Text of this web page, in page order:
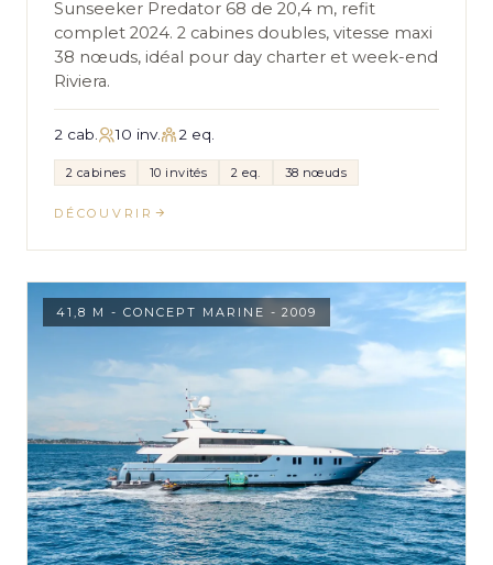
Sunseeker Predator 68 de 20,4 m, refit
complet 2024. 2 cabines doubles, vitesse maxi
38 nœuds, idéal pour day charter et week-end
Riviera.
2 cab. 10 inv. 2 eq.
2 cabines 10 invités 2 eq. 38 nœuds
DÉCOUVRIR
41,8 M - CONCEPT MARINE - 2009